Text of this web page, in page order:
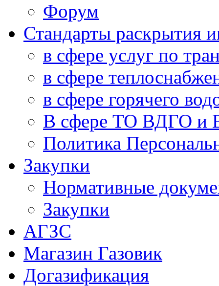
Форум
Стандарты раскрытия
в сфере услуг по
в сфере
в сфере горячего
В сфере ТО ВДГО и
Политика
Закупки
Нормативные
Закупки
АГЗС
Магазин Газовик
Догазификация